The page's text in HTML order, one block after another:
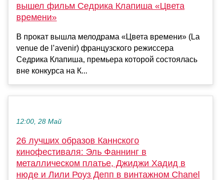
вышел фильм Седрика Клапиша «Цвета
времени»
В прокат вышла мелодрама «Цвета времени» (La
venue de l’avenir) французского режиссера
Седрика Клапиша, премьера которой состоялась
вне конкурса на К...
12:00, 28 Май
26 лучших образов Каннского
кинофестиваля: Эль Фаннинг в
металлическом платье, Джиджи Хадид в
нюде и Лили Роуз Депп в винтажном Chanel